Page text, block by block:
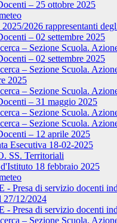
– 25 ottobre 2025
2026 rappresentanti
– 02 settembre 2025
– Sezione Scuola.
– 02 settembre 2025
– Sezione Scuola.
2025
– Sezione Scuola.
– 31 maggio 2025
– Sezione Scuola.
– Sezione Scuola.
– 12 aprile 2025
Esecutiva 18-02-2025
SS. Territoriali
18 febbraio 2025
Presa di servizio docenti
27/12/2024
Presa di servizio docenti
– Sezione Scuola.